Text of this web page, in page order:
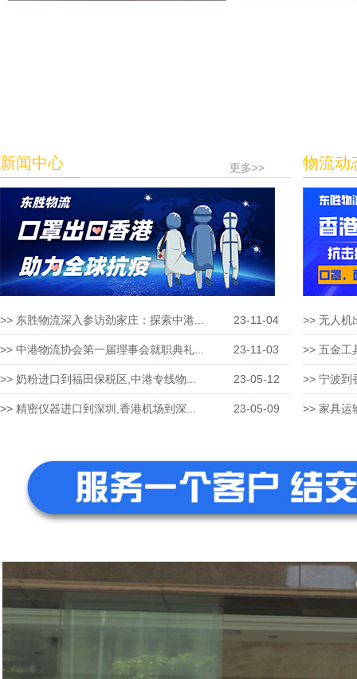
新闻中心 更多>>
>> 东胜物流深入参访劲家庄：探索中港... 23-11-04
>> 中港物流协会第一届理事会就职典礼... 23-11-03
>> 奶粉进口到福田保税区,中港专线物... 23-05-12
>> 精密仪器进口到深圳,香港机场到深... 23-05-09
物流动
>> 无人机
>> 五金工
>> 宁波到
>> 家具运